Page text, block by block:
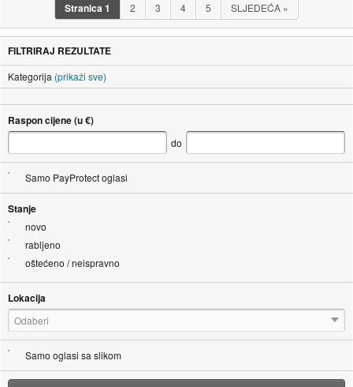
Stranica1 2 3 4 5 SLJEDEĆA »
FILTRIRAJ REZULTATE
Kategorija (prikaži sve)
Raspon cijene (u €)
do
Samo PayProtect oglasi
Stanje
novo
rabljeno
oštećeno / neispravno
Lokacija
Odaberi
Samo oglasi sa slikom